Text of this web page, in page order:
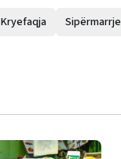
Kryefaqja Sipërmarrje